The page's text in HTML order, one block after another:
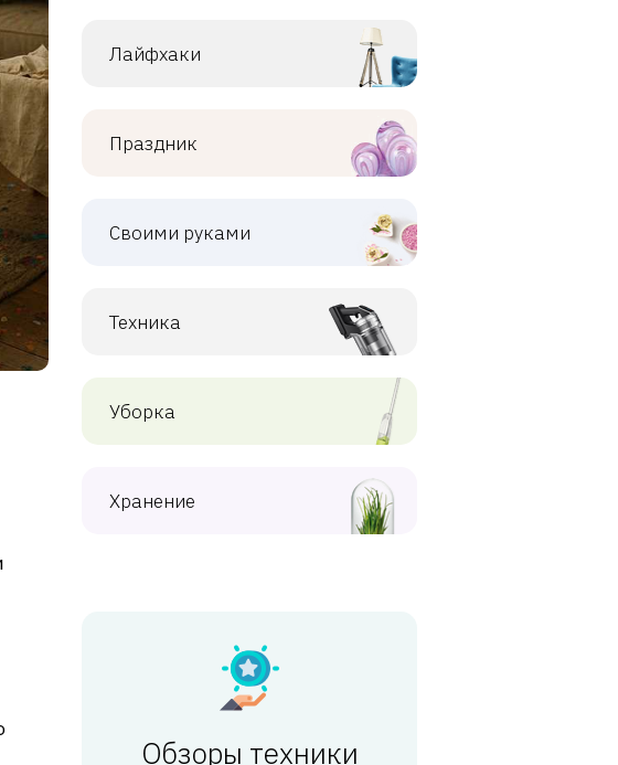
Лайфхаки
Праздник
Своими руками
Техника
Уборка
Хранение
Обзоры техники